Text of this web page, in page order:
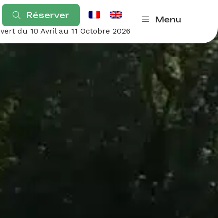
Réserver
du 10 Avril au 11 Octobre 2026
Menu